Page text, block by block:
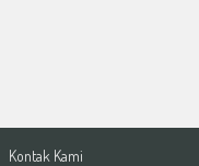
Kontak Kami